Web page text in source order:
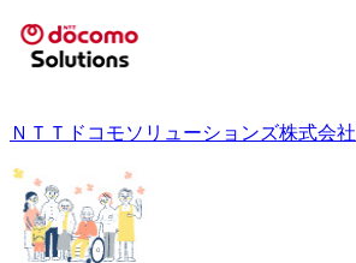
ＮＴＴドコモソリューションズ株式会社